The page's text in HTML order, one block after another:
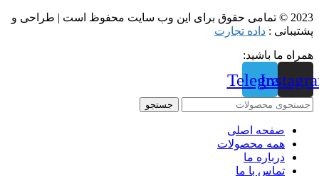
2023 © تمامی حقوق برای این وب سایت محفوظ است | طراحی و
پشتیبانی : داده تجارت
همراه ما باشید:
Telegram
جستجو
صفحه اصلی
همه محصولات
درباره ما
تماس با ما